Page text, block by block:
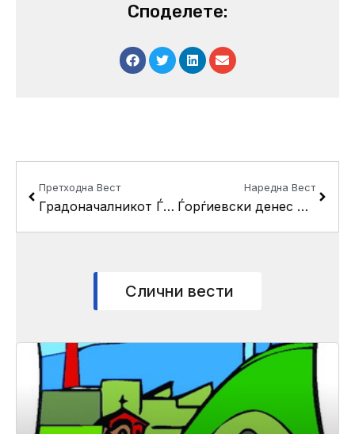
Споделете:
Претходна Вест
Градоначалникот Ѓорѓиевски и децата со попреченост со свечена забава ја испратија учебната година
Наредна Вест
​Ѓорѓиевски денес во местото Дупки: Од депонија до ултра модерен парк со кино на oтворено
Слични вести